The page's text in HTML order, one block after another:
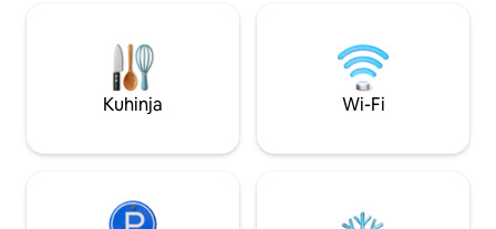
mrežom.
restorane,
Silicijumsku dolinu
Kuhinja Wi-Fi